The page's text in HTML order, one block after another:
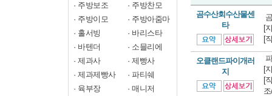
· 주방보조 · 주방찬모
· 주방이모 · 주방아줌마
· 홀서빙 · 바리스타
· 바텐더 · 소믈리에
·제과사 ·제빵사
·제과제빵사 ·파티쉐
· 육부장 ·매니저
곰수산회수산물센
타
[
[
오클랜드파이개러
지
[
[